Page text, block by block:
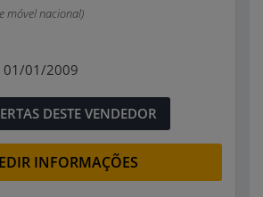
móvel nacional)
01/01/2009
DESTE VENDEDOR
INFORMAÇÕES